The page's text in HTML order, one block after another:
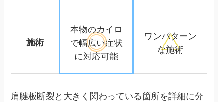
施術
本物のカイロ
で幅広い症状
に対応可能
ワンパターン
な施術
肩腱板断裂と大きく関わっている箇所を詳細に分